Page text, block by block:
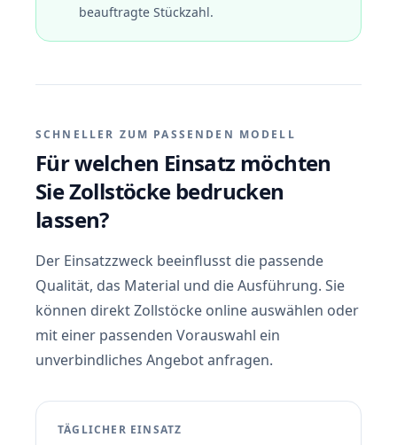
beauftragte Stückzahl.
SCHNELLER ZUM PASSENDEN MODELL
Für welchen Einsatz möchten
Sie Zollstöcke bedrucken
lassen?
Der Einsatzzweck beeinflusst die passende
Qualität, das Material und die Ausführung. Sie
können direkt Zollstöcke online auswählen oder
mit einer passenden Vorauswahl ein
unverbindliches Angebot anfragen.
TÄGLICHER EINSATZ